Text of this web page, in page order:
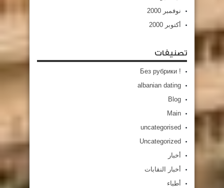
نوفمبر 2000
أكتوبر 2000
تصنيفات
! Без рубрики
albanian dating
Blog
Main
uncategorised
Uncategorized
أخبار
أخبار النقابات
أطباء